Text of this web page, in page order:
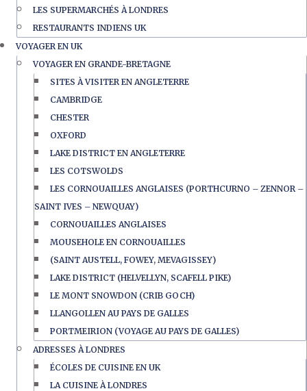
LES SUPERMARCHÉS À LONDRES
RESTAURANTS INDIENS UK
VOYAGER EN UK
VOYAGER EN GRANDE-BRETAGNE
SITES À VISITER EN ANGLETERRE
CAMBRIDGE
CHESTER
OXFORD
LAKE DISTRICT EN ANGLETERRE
LES COTSWOLDS
LES CORNOUAILLES ANGLAISES (PORTHCURNO – ZENNOR –
SAINT IVES – NEWQUAY)
CORNOUAILLES ANGLAISES
MOUSEHOLE EN CORNOUAILLES
(SAINT AUSTELL, FOWEY, MEVAGISSEY)
LAKE DISTRICT (HELVELLYN, SCAFELL PIKE)
LE MONT SNOWDON (CRIB GOCH)
LLANGOLLEN AU PAYS DE GALLES
PORTMEIRION (VOYAGE AU PAYS DE GALLES)
ADRESSES À LONDRES
ÉCOLES DE CUISINE EN UK
LA CUISINE À LONDRES